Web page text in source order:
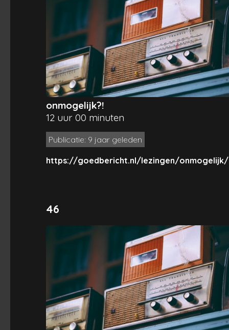
onmogelijk?!
12 uur 00 minuten
Publicatie: 9 jaar geleden
https://goedbericht.nl/lezingen/onmogelijk/
46